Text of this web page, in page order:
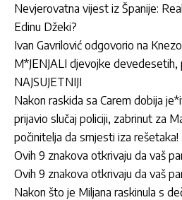
Nevjerovatna vijest iz Španije:
Edinu Džeki?
Ivan Gavrilović odgovorio na
M*JENJALI djevojke
NAJSUJETNIJI
Nakon raskida sa Carem dobija
prijavio slučaj policiji, zabrinut za
počinitelja da smjesti iza rešetaka!
Ovih 9 znakova otkrivaju da vaš
Ovih 9 znakova otkrivaju da vaš
Nakon što je Miljana raskinula s